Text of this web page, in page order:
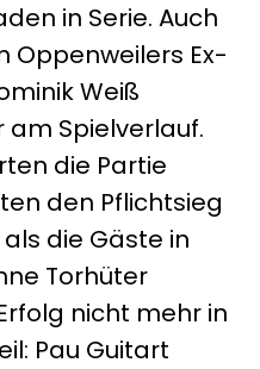
in Serie. Auch
Oppenweilers Ex-
Weiß
Spielverlauf.
die Partie
den Pflichtsieg
die Gäste in
Torhüter
nicht mehr in
Pau Guitart